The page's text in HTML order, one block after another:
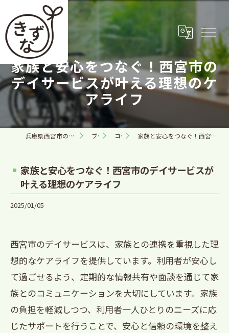
家族と安心をつなぐ！西宮市の
デイサービスが叶える理想のケ
アライフ
兵庫県西宮市の訪問看護なら合同会社きずな ブログ コラム 家族と安心をつなぐ！西宮市のデイサービスが叶える理想のケアライフ
家族と安心をつなぐ！西宮市のデイサービスが
叶える理想のケアライフ
2025/01/05
西宮市のデイサービスは、家族との連携を重視した理
想的なケアライフを提供しています。利用者が安心し
て過ごせるよう、定期的な情報共有や面談を通じて家
族とのコミュニケーションを大切にしています。家族
の負担を軽減しつつ、利用者一人ひとりのニーズに応
じたサポートを行うことで、安心と信頼の環境を整え